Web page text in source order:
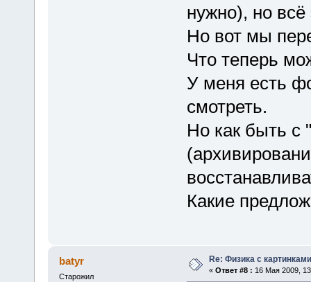
нужно), но всё
Но вот мы
Что теперь
У меня есть
смотреть.
Но как быть с
Какие
batyr
Старожил
Re: Физика с картинками
« Ответ #8 : 16 Мая 2009,